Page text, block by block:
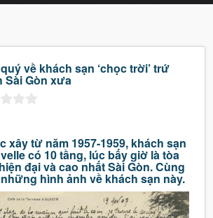
về khách sạn ‘chọc trời’ trứ
Sài Gòn xưa
xây từ năm 1957-1959, khách sạn
có 10 tầng, lúc bấy giờ là tòa
đại và cao nhất Sài Gòn. Cùng
hình ảnh về khách sạn này.